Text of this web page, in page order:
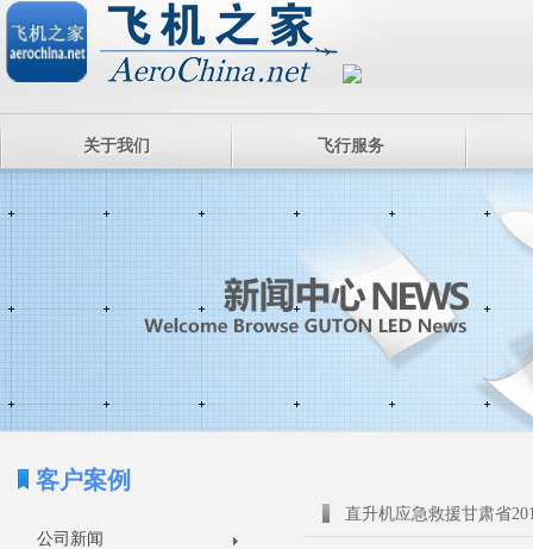
关于我们 飞行服务
客户案例
公司新闻
直升机应急救援甘肃省